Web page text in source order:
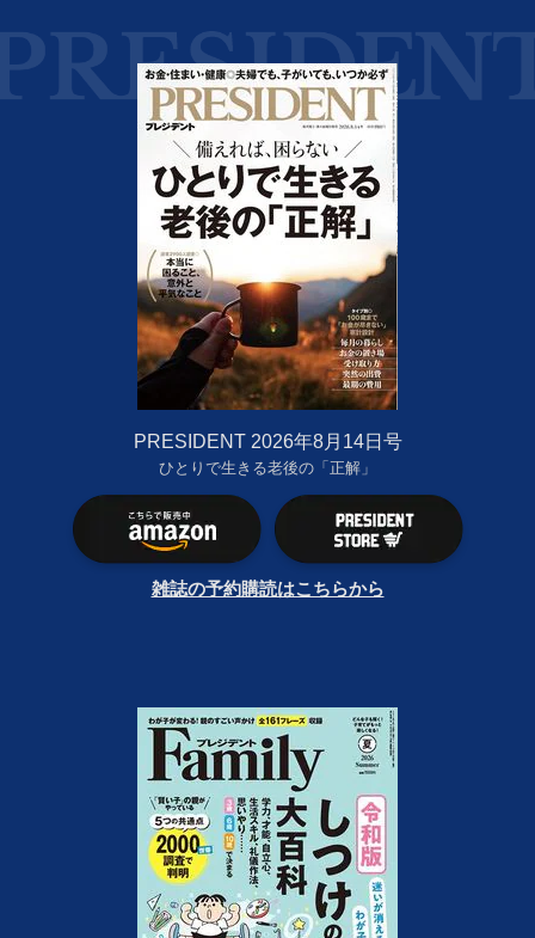
PRESIDENT 2026年8月14日号
ひとりで生きる老後の「正解」
雑誌の予約購読はこちらから